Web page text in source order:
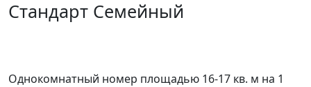
Стандарт Семейный
Однокомнатный номер площадью 16-17 кв. м на 1